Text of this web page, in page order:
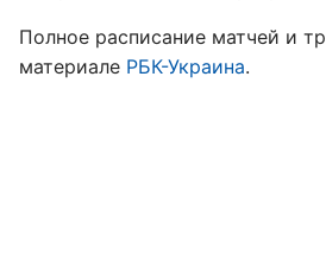
Полное расписание матчей и
материале РБК-Украина.